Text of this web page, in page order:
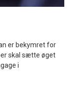
er bekymret for
skal sætte øget
i